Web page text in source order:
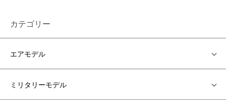
カテゴリー
エアモデル
ミリタリーモデル